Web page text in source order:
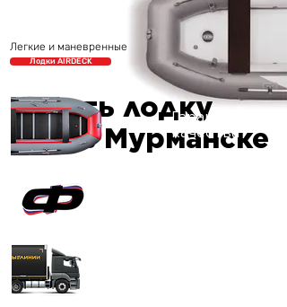
Легкие и маневренные
Лодки AIRDECK
Купить лодку
ПВХ в Мурманске
Гарантия
качества